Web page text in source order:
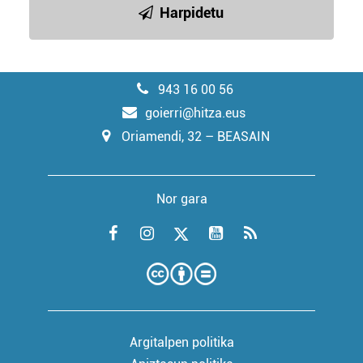
Harpidetu
943 16 00 56
goierri@hitza.eus
Oriamendi, 32 – BEASAIN
Nor gara
Argitalpen politika